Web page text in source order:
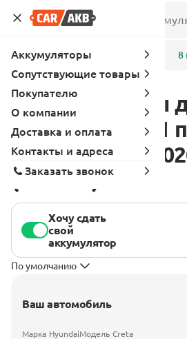
Адреса 8
Аккумуляторы
Hyundai Creta 1
[рестайлинг]
(123 л.с.)
Хочу сдать
свой
аккумулятор
По умолчанию
Ваш автомобиль
Марка HyundaiМодель Creta
Аккумуляторы
Сопутствующие товары
Покупателю
О компании
Доставка и оплата
Контакты и адреса
Заказать звонок